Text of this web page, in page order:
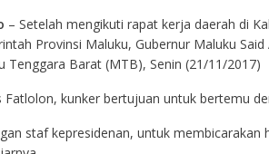
– Setelah mengikuti rapat kerja daerah di
Provinsi Maluku, Gubernur Maluku
Tenggara Barat (MTB), Senin (21/11/2017)
kunker bertujuan untuk bertemu
staf kepresidenan, untuk